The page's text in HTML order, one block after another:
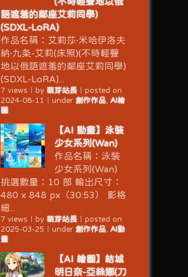
語遮羞的鄰座艾莉同學)
(SDXL-LoRA)
作品名稱：艾莉莎·米哈伊洛夫
納·九条-艾莉(床照)(不時輕聲
地以俄語遮羞的鄰座艾莉同學)
(SDXL-LoRA)...
7 views by 萌芽站長｜ posted on
2024-08-11
under 創作作品, AI繪
圖
【AI 動畫】泳裝
少女系列(Wan)
作品名稱：泳裝
少女系列(Wan)
挑選數量：10 部 輸出尺寸：
480 x 848 px（30:53） 影格
細...
7 views by 萌芽站長｜ posted on
2025-03-25
under 創作作品, AI動
畫
【AI 繪圖】結城
明日奈-亞絲娜(刀